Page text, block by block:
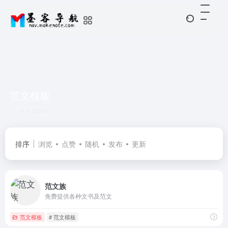
排序 浏览 点赞 随机 发布 更新
范文族
免费提供各种文书及范文
范文模板 # 范文模板